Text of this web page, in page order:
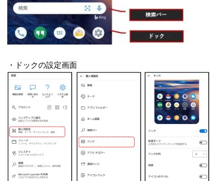
・ドックの設定画面